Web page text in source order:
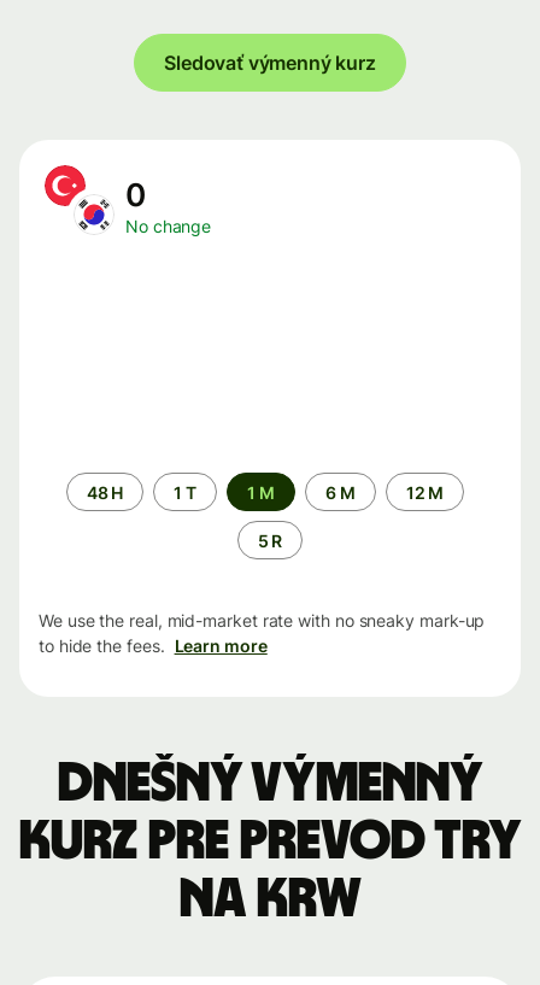
Sledovať výmenný kurz
0
No change
Time
period
48 H 1 T 1 M 6 M 12 M
5 R
We use the real, mid-market rate with no sneaky mark-up
to hide the fees. Learn more
Dnešný výmenný
kurz pre prevod TRY
na KRW